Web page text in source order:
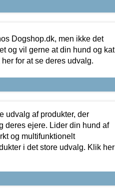
Dogshop.dk, men ikke det
og vil gerne at din hund og kat
for at se deres udvalg.
udvalg af produkter, der
deres ejere. Lider din hund af
og multifunktionelt
i det store udvalg. Klik her